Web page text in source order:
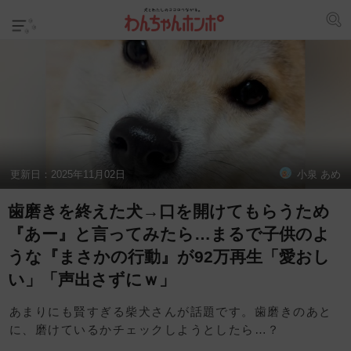
更新日： 2025年11月02日 小泉 あめ
歯磨きを終えた犬→口を開けてもらうため
『あー』と言ってみたら…まるで子供のよ
うな『まさかの行動』が92万再生「愛おし
い」「声出さずにｗ」
あまりにも賢すぎる柴犬さんが話題です。歯磨きのあと
に、磨けているかチェックしようとしたら…？